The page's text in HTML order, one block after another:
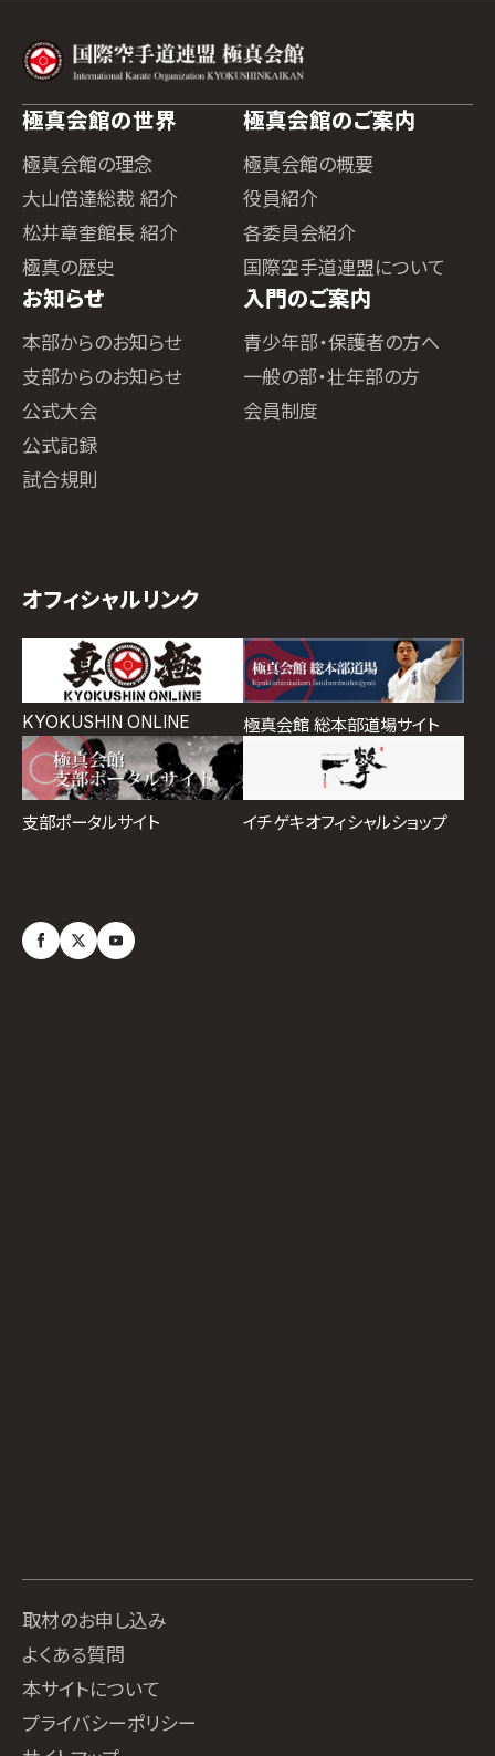
極真会館の世界
極真会館の理念
大山倍達総裁 紹介
松井章奎館長 紹介
極真の歴史
極真会館のご案内
極真会館の概要
役員紹介
各委員会紹介
国際空手道連盟について
お知らせ
本部からのお知らせ
支部からのお知らせ
公式大会
公式記録
試合規則
入門のご案内
青少年部・保護者の方へ
一般の部・壮年部の方
会員制度
オフィシャルリンク
KYOKUSHIN ONLINE 極真会館 総本部道場サイト
支部ポータルサイト イチゲキオフィシャルショップ
取材のお申し込み
よくある質問
本サイトについて
プライバシーポリシー